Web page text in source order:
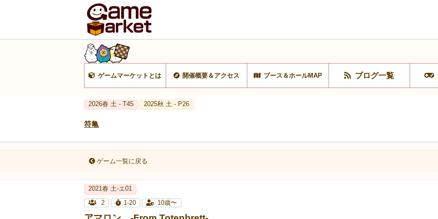
ゲームマーケットとは 開催概要＆アクセス ブース＆ホールMAP ブログ一覧
2026春 土 - T45 2025秋 土 - P26
符亀
ゲーム一覧に戻る
2021春 土-エ01
2
1-20 10歳〜